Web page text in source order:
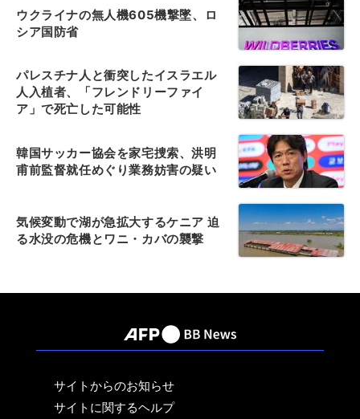
ウクライナの無人機605機撃墜、ロ
シア国防省
パレスチナ人と衝突したイスラエル
人入植者、「フレンドリーファイ
ア」で死亡した可能性
韓国サッカー協会を家宅捜索、洪明
甫前監督就任めぐり業務妨害の疑い
気候変動で湖が急拡大するケニア 迫
る水没の危機とワニ・カバの襲撃
サイトからのお知らせ
サイトに関するヘルプ